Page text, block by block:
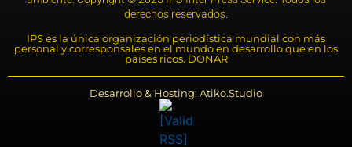
derechos reservados.
IPS es la única organización periodística mundial con más
personal y corresponsales en el mundo en desarrollo que en los
países ricos. DONAR
Desarrollo & Hosting: Atiko.Studio